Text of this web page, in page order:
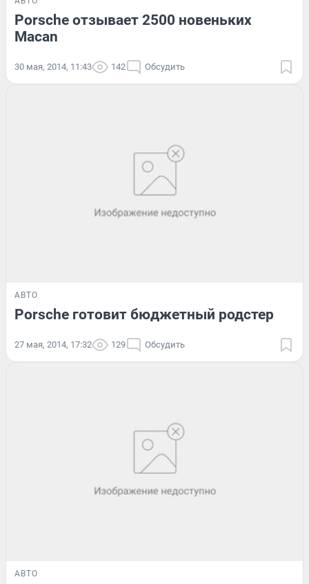
Porsche отзывает 2500 новеньких
Macan
30 мая, 2014, 11:43 142 Обсудить
АВТО
Porsche готовит бюджетный родстер
27 мая, 2014, 17:32 129 Обсудить
АВТО